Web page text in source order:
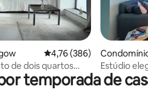
381 avaliações4,76 de uma avaliação
4,76 (386)
de dois quartos
Estúdio
da cidade
temporada de